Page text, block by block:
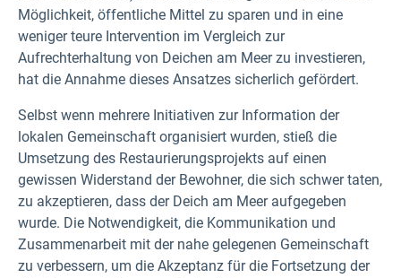
Möglichkeit, öffentliche Mittel zu sparen und in eine
weniger teure Intervention im Vergleich zur
Aufrechterhaltung von Deichen am Meer zu investieren,
hat die Annahme dieses Ansatzes sicherlich gefördert.
Selbst wenn mehrere Initiativen zur Information der
lokalen Gemeinschaft organisiert wurden, stieß die
Umsetzung des Restaurierungsprojekts auf einen
gewissen Widerstand der Bewohner, die sich schwer taten,
zu akzeptieren, dass der Deich am Meer aufgegeben
wurde. Die Notwendigkeit, die Kommunikation und
Zusammenarbeit mit der nahe gelegenen Gemeinschaft
zu verbessern, um die Akzeptanz für die Fortsetzung der